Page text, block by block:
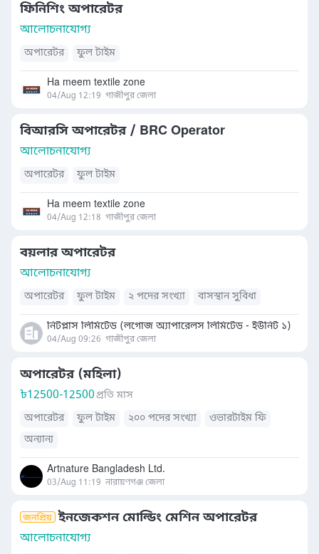
ফিনিশিং অপারেটর
আলোচনাযোগ্য
অপারেটর ফুল টাইম
Ha meem textile zone
04/Aug 12:19 গাজীপুর জেলা
বিআরসি অপারেটর / BRC Operator
আলোচনাযোগ্য
অপারেটর ফুল টাইম
Ha meem textile zone
04/Aug 12:18 গাজীপুর জেলা
বয়লার অপারেটর
আলোচনাযোগ্য
অপারেটর ফুল টাইম ২ পদের সংখ্যা বাসস্থান সুবিধা
নিটপ্লাস লিমিটেড (লগোজ অ্যাপারেলস লিমিটেড - ইউনিট ১)
04/Aug 09:26 গাজীপুর জেলা
অপারেটর (মহিলা)
৳12500-12500প্রতি মাস
অপারেটর
ফুল টাইম ২০০ পদের সংখ্যা
ওভারটাইম ফি
অন্যান্য
Artnature Bangladesh Ltd.
03/Aug 11:19 নারায়ণগঞ্জ জেলা
ইনজেকশন মোল্ডিং মেশিন অপারেটর
আলোচনাযোগ্য